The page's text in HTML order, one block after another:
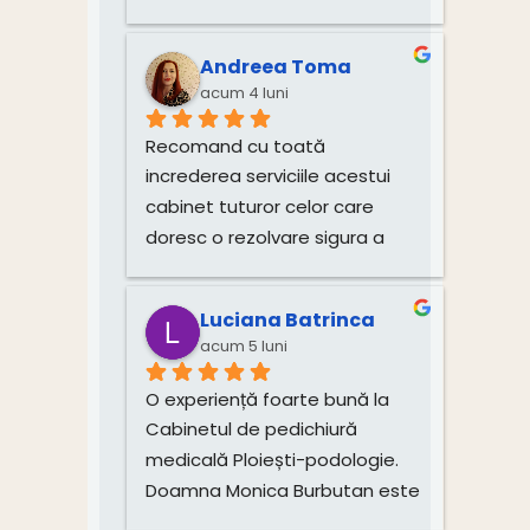
impecabil, cu multă grijă și
profesionalism. Atmosfera
este plăcută, iar doamna este
deosebit de amabilă și
atentă.Recomand cu toată
încredere!
Andreea Toma
acum 4 luni
Recomand cu toată
increderea serviciile acestui
cabinet tuturor celor care
doresc o rezolvare sigura a
picioarelor. Multumim!!!
Luciana Batrinca
acum 5 luni
O experiență foarte bună la
Cabinetul de pedichiură
medicală Ploiești-podologie.
Doamna Monica Burbutan este